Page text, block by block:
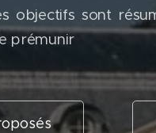
objectifs sont
prémunir